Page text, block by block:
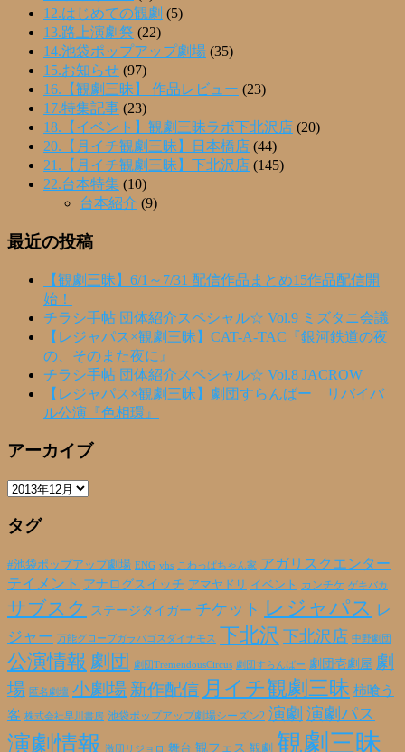
12.はじめての観劇 (5)
13.路上演劇祭 (22)
14.池袋ポップアップ劇場 (35)
15.お知らせ (97)
16.【観劇三昧】 作品レビュー (23)
17.特集記事 (23)
18.【イベント】観劇三昧ラボ下北沢店 (20)
20.【月イチ観劇三昧】日本橋店 (44)
21.【月イチ観劇三昧】下北沢店 (145)
22.台本特集 (10)
台本紹介 (9)
最近の投稿
【観劇三昧】6/1～7/31 配信作品まとめ15作品配信開
始！
チラシ手帖 団体紹介スペシャル☆ Vol.9 ミズタニ会議
【レジャパス×観劇三昧】CAT-A-TAC『銀河鉄道の夜
の、そのまた夜に』
チラシ手帖 団体紹介スペシャル☆ Vol.8 JACROW
【レジャパス×観劇三昧】劇団すらんばー リバイバ
ル公演『色相環』
アーカイブ
ア
カ
ブ
タグ
#池袋ポップアップ劇場 ENG yhs こわっぱちゃん家 アガリスクエンター
テイメント アナログスイッチ アマヤドリ イベント カンチケ ゲキバカ
サブスク ステージタイガー チケット レジャパス レ
ジャー
万能グローブガラパゴスダイナモス 下北沢 下北沢店 中野劇団
公演情報 劇団 劇団TremendousCircus 劇団すらんばー 劇団壱劇屋 劇
場 匿名劇壇 小劇場 新作配信 月イチ観劇三昧 柿喰う
客 株式会社早川書房 池袋ポップアップ劇場シーズン2 演劇 演劇パス
演劇情報 激団リジョロ 舞台 観フェス 観劇 観劇三昧